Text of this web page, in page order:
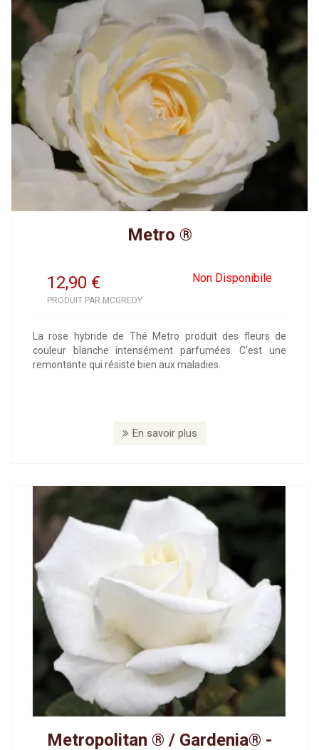
Metro ®
12,90 Non Disponibile
€
PRODUIT PAR MCGREDY
La rose hybride de Thé Metro produit des fleurs de
couleur blanche intensément parfumées. C’est une
remontante qui résiste bien aux maladies.
En savoir plus
Metropolitan ® / Gardenia® -